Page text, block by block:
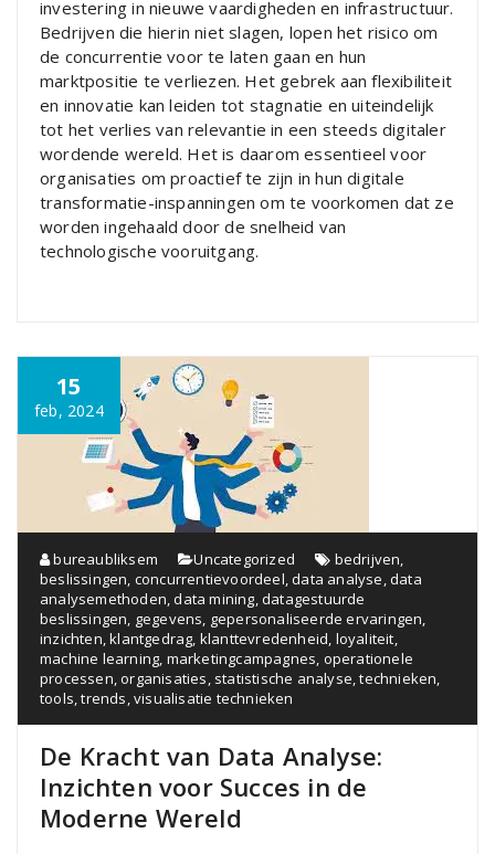
investering in nieuwe vaardigheden en infrastructuur.
Bedrijven die hierin niet slagen, lopen het risico om
de concurrentie voor te laten gaan en hun
marktpositie te verliezen. Het gebrek aan flexibiliteit
en innovatie kan leiden tot stagnatie en uiteindelijk
tot het verlies van relevantie in een steeds digitaler
wordende wereld. Het is daarom essentieel voor
organisaties om proactief te zijn in hun digitale
transformatie-inspanningen om te voorkomen dat ze
worden ingehaald door de snelheid van
technologische vooruitgang.
15
feb, 2024
bureaubliksem Uncategorized bedrijven,
beslissingen, concurrentievoordeel,data analyse,data
analysemethoden,data mining,datagestuurde
beslissingen, gegevens, gepersonaliseerde ervaringen,
inzichten,klantgedrag, klanttevredenheid, loyaliteit,
machine learning, marketingcampagnes, operationele
processen,organisaties, statistische analyse,technieken,
tools,trends,visualisatie technieken
De Kracht van Data Analyse:
Inzichten voor Succes in de
Moderne Wereld